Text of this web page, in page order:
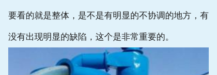
要看的就是整体，是不是有明显的不协调的地方，有
没有出现明显的缺陷，这个是非常重要的。